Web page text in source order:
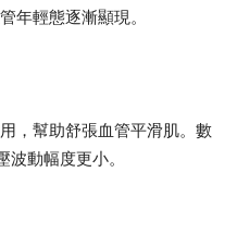
年輕態逐漸顯現。
，幫助舒張血管平滑肌。數
動幅度更小。